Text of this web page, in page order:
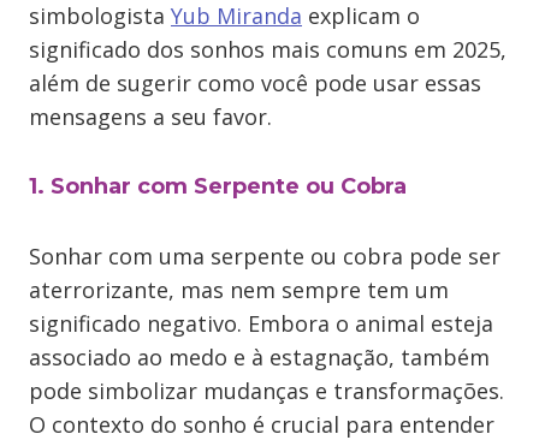
simbologista Yub Miranda explicam o
significado dos sonhos mais comuns em 2025,
além de sugerir como você pode usar essas
mensagens a seu favor.
1. Sonhar com Serpente ou Cobra
Sonhar com uma serpente ou cobra pode ser
aterrorizante, mas nem sempre tem um
significado negativo. Embora o animal esteja
associado ao medo e à estagnação, também
pode simbolizar mudanças e transformações.
O contexto do sonho é crucial para entender